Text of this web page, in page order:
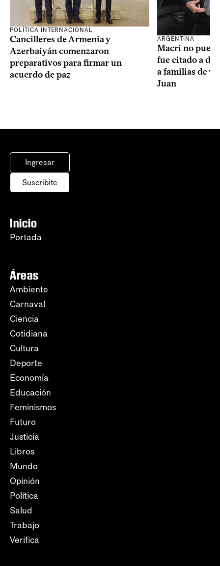
POLÍTICA INTERNACIONAL
Cancilleres de Armenia y
Azerbaiyán comenzaron
preparativos para firmar un
acuerdo de paz
ARGENTINA
Macri no
fue citado a
a familias de
Juan
Ingresar
Suscribite
Inicio
Portada
Áreas
Ambiente
Carnaval
Ciencia
Cotidiana
Cultura
Deporte
Economía
Educación
Feminismos
Futuro
Justicia
Libros
Mundo
Opinión
Política
Salud
Trabajo
Verifica